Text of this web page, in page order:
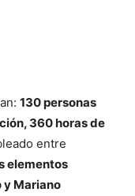
130 personas
360 horas de
entre
elementos
y Mariano